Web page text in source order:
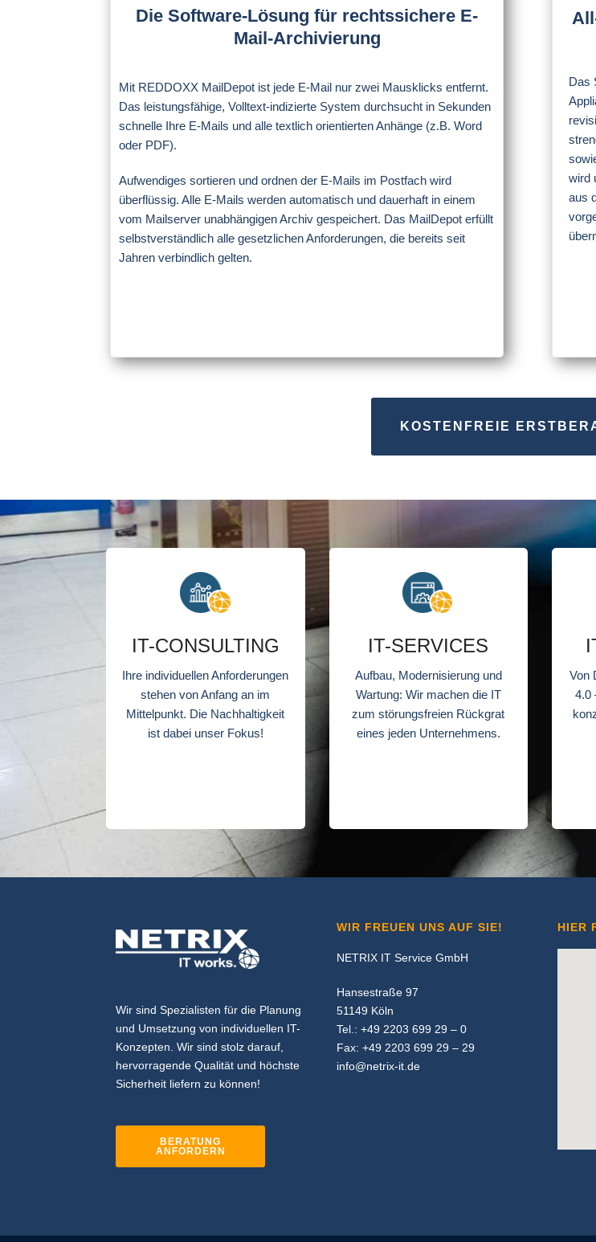
Die Software-Lösung für rechtssichere E-
Mail-Archivierung
Mit REDDOXX MailDepot ist jede E-Mail nur zwei Mausklicks entfernt.
Das leistungsfähige, Volltext-indizierte System durchsucht in Sekunden
schnelle Ihre E-Mails und alle textlich orientierten Anhänge (z.B. Word
oder PDF).
Aufwendiges sortieren und ordnen der E-Mails im Postfach wird
überflüssig. Alle E-Mails werden automatisch und dauerhaft in einem
vom Mailserver unabhängigen Archiv gespeichert. Das MailDepot erfüllt
selbstverständlich alle gesetzlichen Anforderungen, die bereits seit
Jahren verbindlich gelten.
Das
wird
aus
KOSTENFREIE
IT-CONSULTING
Ihre individuellen Anforderungen
stehen von Anfang an im
Mittelpunkt. Die Nachhaltigkeit
ist dabei unser Fokus!
IT-SERVICES
Aufbau, Modernisierung und
Wartung: Wir machen die IT
zum störungsfreien Rückgrat
eines jeden Unternehmens.
Von
4.0
Wir sind Spezialisten für die Planung
und Umsetzung von individuellen IT-
Konzepten. Wir sind stolz darauf,
hervorragende Qualität und höchste
Sicherheit liefern zu können!
BERATUNG
ANFORDERN
WIR FREUEN UNS AUF SIE!
NETRIX IT Service GmbH
Hansestraße 97
51149 Köln
Tel.: +49 2203 699 29 – 0
Fax: +49 2203 699 29 – 29
info@netrix-it.de
HIER